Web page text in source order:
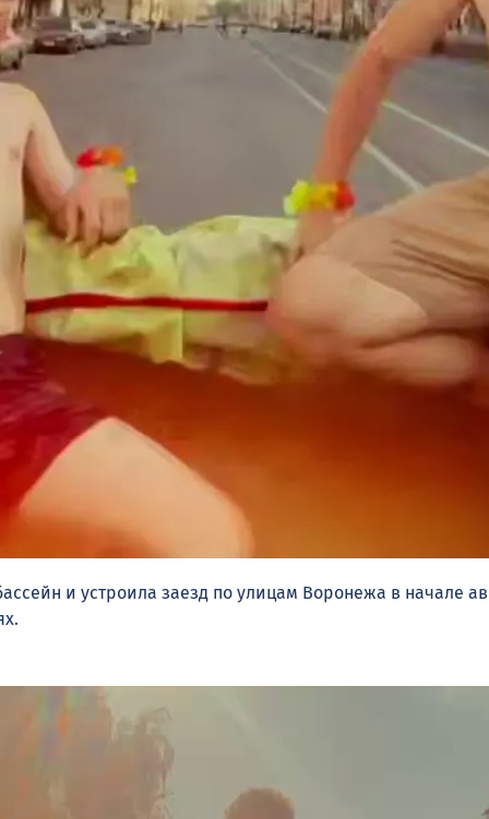
и устроила заезд по улицам Воронежа в начале